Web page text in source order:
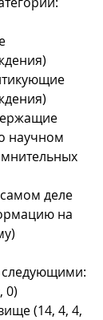
научном
деле
на
следующими:
0)
(14, 4, 4,